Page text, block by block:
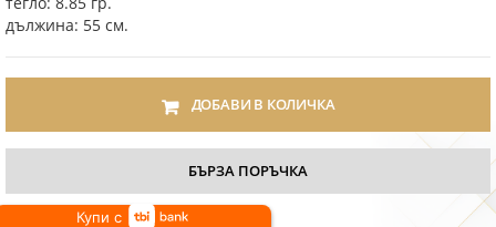
дължина: 55 см.
ДОБАВИ В КОЛИЧКА
БЪРЗА ПОРЪЧКА
Купи с